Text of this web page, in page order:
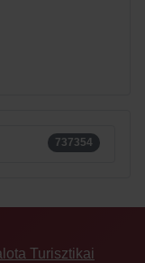
737354
Turisztikai